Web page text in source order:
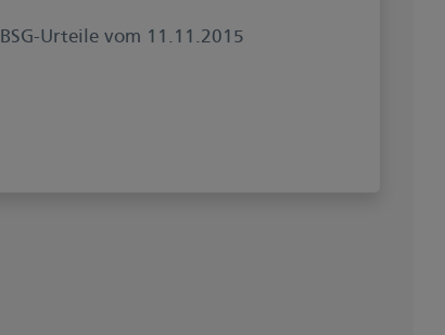
BSG-Urteile vom 11.11.2015